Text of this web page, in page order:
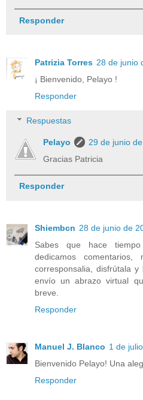
Responder
Patrizia Torres 28 de junio
¡ Bienvenido, Pelayo !
Responder
Respuestas
Pelayo
29 de junio
Gracias Patricia
Responder
Shiembcn 28 de junio de
Sabes que hace
dedicamos
corresponsalia, disfrútala
envío un abrazo virtual
breve.
Responder
Manuel J. Blanco 1 de
Bienvenido Pelayo! Una
Responder